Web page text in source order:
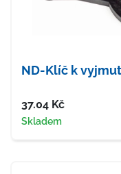
ND-Klíč k
Cena
37.04 Kč
Dostupnost
Skladem